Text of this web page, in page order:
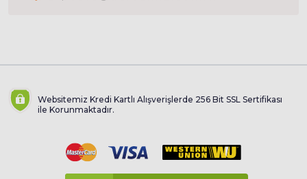
Websitemiz Kredi Kartlı Alışverişlerde 256 Bit SSL Sertifikası
ile Korunmaktadır.